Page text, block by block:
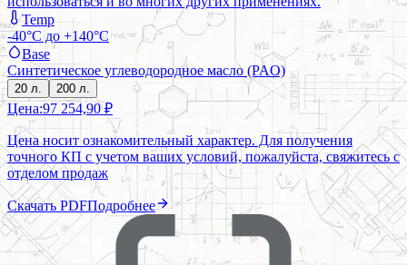
Temp
-40°C до +140°C
Base
Синтетическое углеводородное масло (PAO)
20 л. 200 л.
Цена:97 254,90 ₽
Цена носит ознакомительный характер. Для получения
точного КП с учетом ваших условий, пожалуйста, свяжитесь с
отделом продаж
Скачать PDFПодробнее